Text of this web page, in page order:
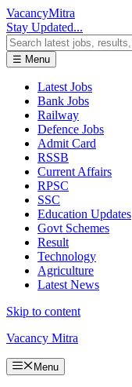
VacancyMitra
Stay Updated...
☰ Menu
Latest Jobs
Bank Jobs
Railway
Defence Jobs
Admit Card
RSSB
Current Affairs
RPSC
SSC
Education Updates
Govt Schemes
Result
Technology
Agriculture
Latest News
Skip to content
Vacancy Mitra
Menu